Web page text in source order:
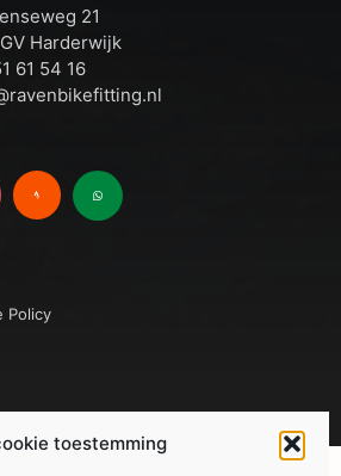
toestemming
21
Harderwijk
61 54 16
Policy